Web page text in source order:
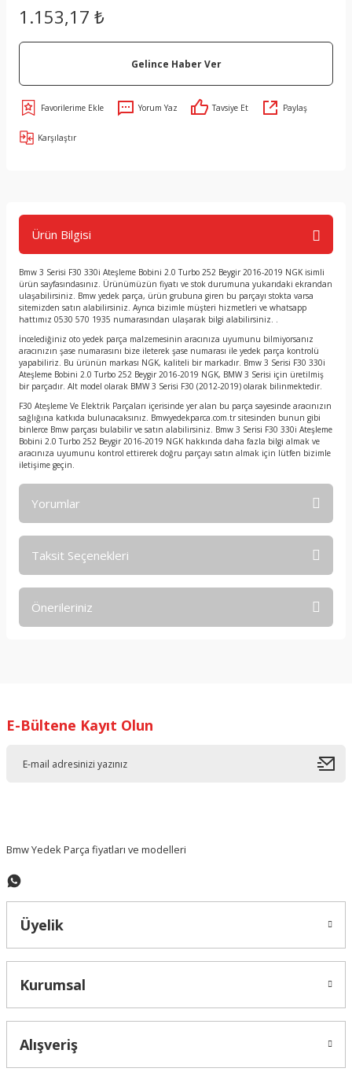
1.153,17 ₺
Gelince Haber Ver
Yorum Yaz Tavsiye Et Paylaş
Karşılaştır
Ürün Bilgisi
Bmw 3 Serisi F30 330i Ateşleme Bobini 2.0 Turbo 252 Beygir 2016-2019 NGK isimli
ürün sayfasındasınız. Ürünümüzün fiyatı ve stok durumuna yukarıdaki ekrandan
ulaşabilirsiniz. Bmw yedek parça, ürün grubuna giren bu parçayı stokta varsa
sitemizden satın alabilirsiniz. Ayrıca bizimle müşteri hizmetleri ve whatsapp
hattımız 0530 570 1935 numarasından ulaşarak bilgi alabilirsiniz. .
İncelediğiniz oto yedek parça malzemesinin aracınıza uyumunu bilmiyorsanız
aracınızın şase numarasını bize ileterek şase numarası ile yedek parça kontrolü
yapabiliriz. Bu ürünün markası NGK, kaliteli bir markadır. Bmw 3 Serisi F30 330i
Ateşleme Bobini 2.0 Turbo 252 Beygir 2016-2019 NGK, BMW 3 Serisi için üretilmiş
bir parçadır. Alt model olarak BMW 3 Serisi F30 (2012-2019) olarak bilinmektedir.
F30 Ateşleme Ve Elektrik Parçaları içerisinde yer alan bu parça sayesinde aracınızın
sağlığına katkıda bulunacaksınız. Bmwyedekparca.com.tr sitesinden bunun gibi
binlerce Bmw parçası bulabilir ve satın alabilirsiniz. Bmw 3 Serisi F30 330i Ateşleme
Bobini 2.0 Turbo 252 Beygir 2016-2019 NGK hakkında daha fazla bilgi almak ve
aracınıza uyumunu kontrol ettirerek doğru parçayı satın almak için lütfen bizimle
iletişime geçin.
Yorumlar
Taksit Seçenekleri
Önerileriniz
Ürün resmi kalitesiz, bozuk veya görüntülenemiyor.
E-Bültene Kayıt Olun
Bmw Yedek Parça fiyatları ve modelleri
Üyelik
Kurumsal
Alışveriş